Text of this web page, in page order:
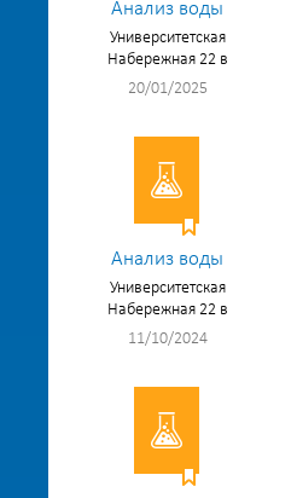
Анализ воды
Университетская
Набережная 22 в
20/01/2025
Анализ воды
Университетская
Набережная 22 в
11/10/2024